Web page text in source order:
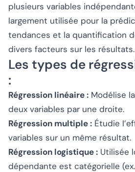
plusieurs variables
largement utilisée pour la
tendances et la quantification
divers facteurs sur les résultats.
Les types de
:
Régression linéaire : Modélise
deux variables par une droite.
Régression multiple : Étudie
variables sur un même résultat.
Régression logistique : Utilisée
dépendante est catégorielle